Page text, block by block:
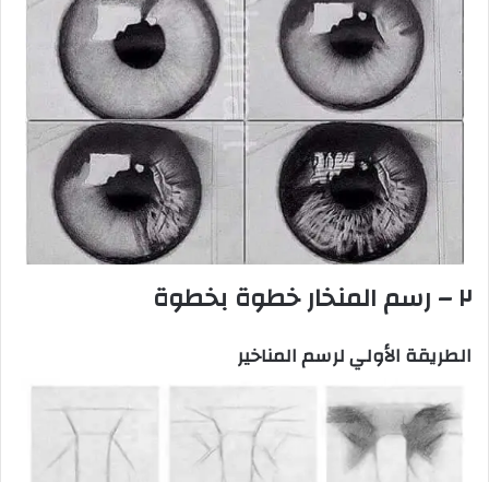
٢ – رسم المنخار خطوة بخطوة
الطريقة الأولي لرسم المناخير